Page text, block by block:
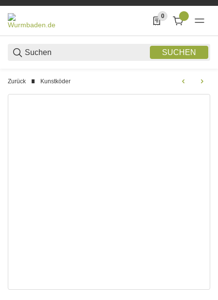
SUCHEN
0
0 Produkte in der
Zurück Kunstköder